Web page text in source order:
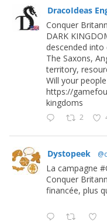
DracoIdeas
Conquer
DARK
descended
The Saxons,
territory,
Will your
https://
kingdoms
2
Dystopeek
La campagne
Conquer
financée, plus